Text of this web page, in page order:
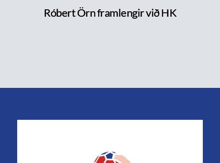
Róbert Örn framlengir við HK